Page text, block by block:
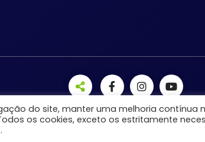
do site, manter uma melhoria contínua
os cookies, exceto os estritamente